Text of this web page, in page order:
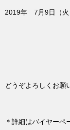
2019年 7月9日（
どうぞよろしくお願
＊詳細はバイヤーペ